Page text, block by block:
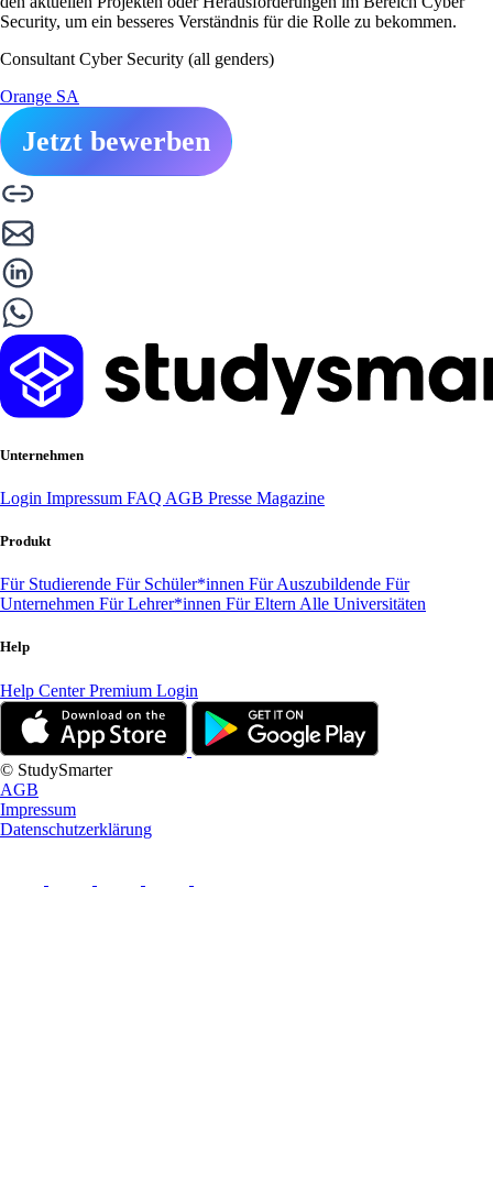
Security, um ein besseres Verständnis für die Rolle zu bekommen.
Consultant Cyber Security (all genders)
Orange SA
Jetzt bewerben
Unternehmen
Login Impressum FAQ AGB Presse Magazine
Produkt
Für Studierende Für Schüler*innen Für Auszubildende Für
Unternehmen Für Lehrer*innen Für Eltern Alle Universitäten
Help
Help CenterPremium Login
© StudySmarter
AGB
Impressum
Datenschutzerklärung